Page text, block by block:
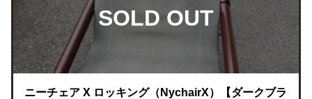
SOLD OUT
ニーチェア X ロッキング（NychairX）【ダークブラ